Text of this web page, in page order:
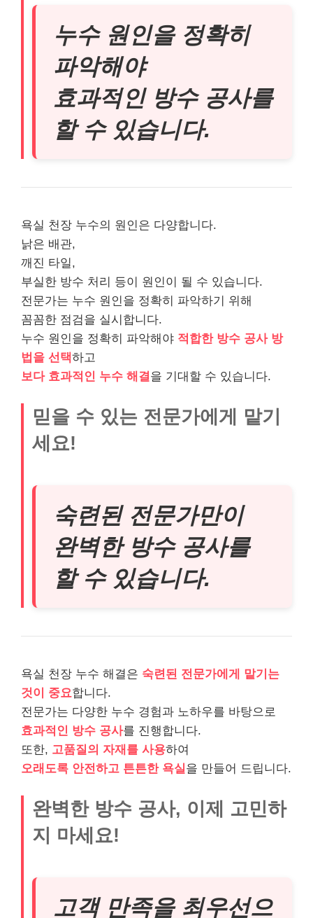
누수 원인을 정확히
파악해야
효과적인 방수 공사를
할 수 있습니다.
욕실 천장 누수의 원인은 다양합니다.
낡은 배관,
깨진 타일,
부실한 방수 처리 등이 원인이 될 수 있습니다.
전문가는 누수 원인을 정확히 파악하기 위해
꼼꼼한 점검을 실시합니다.
누수 원인을 정확히 파악해야 적합한 방수 공사 방
법을 선택하고
보다 효과적인 누수 해결 을 기대할 수 있습니다.
믿을 수 있는 전문가에게 맡기
세요!
숙련된 전문가만이
완벽한 방수 공사를
할 수 있습니다.
욕실 천장 누수 해결은 숙련된 전문가에게 맡기는
것이 중요합니다.
전문가는 다양한 누수 경험과 노하우를 바탕으로
효과적인 방수 공사를 진행합니다.
또한, 고품질의 자재를 사용하여
오래도록 안전하고 튼튼한 욕실을 만들어 드립니다.
완벽한 방수 공사, 이제 고민하
지 마세요!
고객 만족을 최우선으